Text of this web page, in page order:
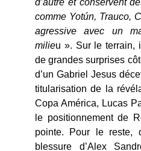
d’autre et conservent
comme Yotún, Trauco,
agressive avec un
milieu ». Sur le terrain,
de grandes surprises
d’un Gabriel Jesus
titularisation de la
Copa América, Lucas
le positionnement de
pointe. Pour le reste,
blessure d’Alex